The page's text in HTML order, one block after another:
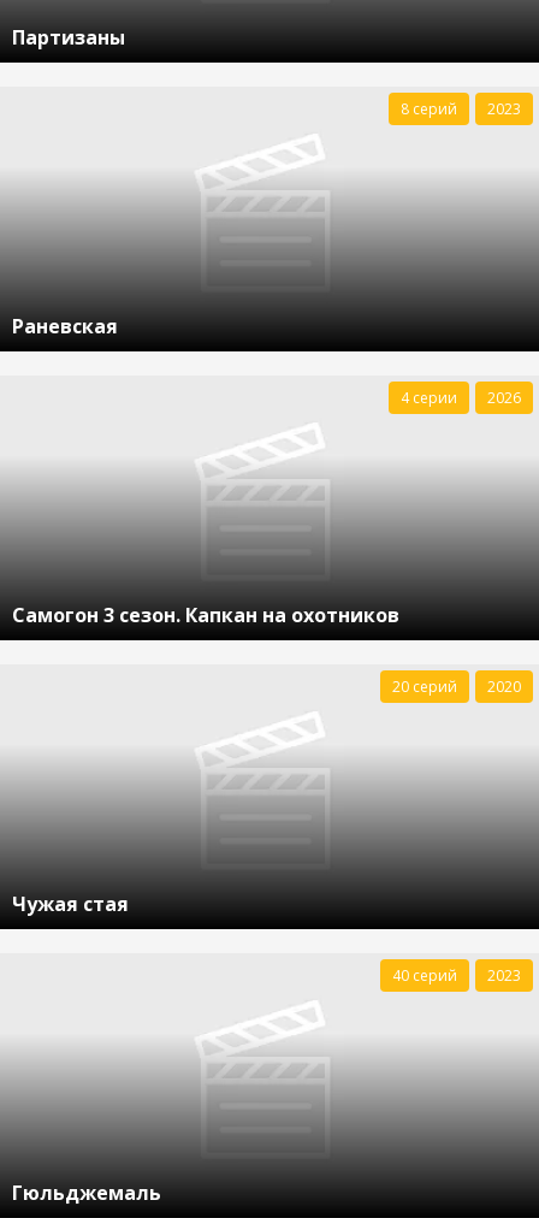
Партизаны
Раневская
8 серий 2023
Самогон 3 сезон. Капкан на охотников
4 серии 2026
Чужая стая
20 серий 2020
Гюльджемаль
40 серий 2023